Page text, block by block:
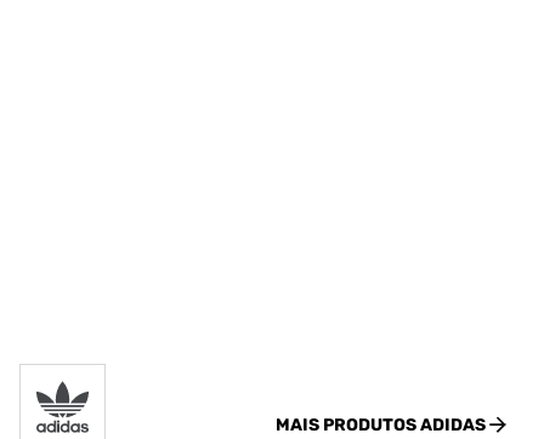
MAIS PRODUTOSADIDAS